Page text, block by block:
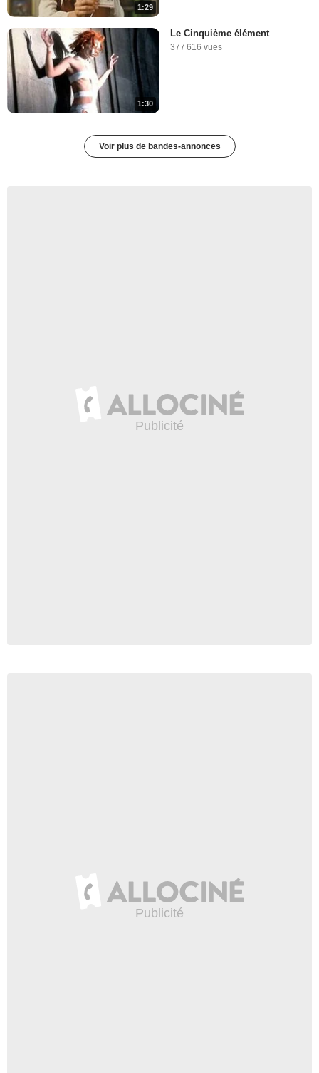
1:29
1:30
Le Cinquième élément
377 616 vues
Voir plus de bandes-annonces